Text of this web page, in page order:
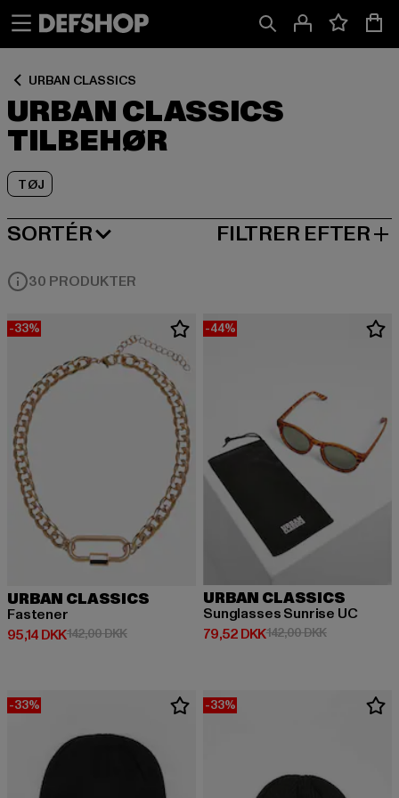
URBAN CLASSICS
URBAN CLASSICS
TILBEHØR
TØJ
SORTÉR
MEST POPULÆRE FILTRER EFTER
30 PRODUKTER
-33%
URBAN CLASSICS
Fastener
95,14 DKK
Nuværende pris: 95,14 DKK
142,00 DKKKampagnepris: 142,00 DKK
-44%
URBAN CLASSICS
Sunglasses Sunrise UC
79,52 DKK
Nuværende pris: 79,52 DKK
142,00 DKK
-33% -33%